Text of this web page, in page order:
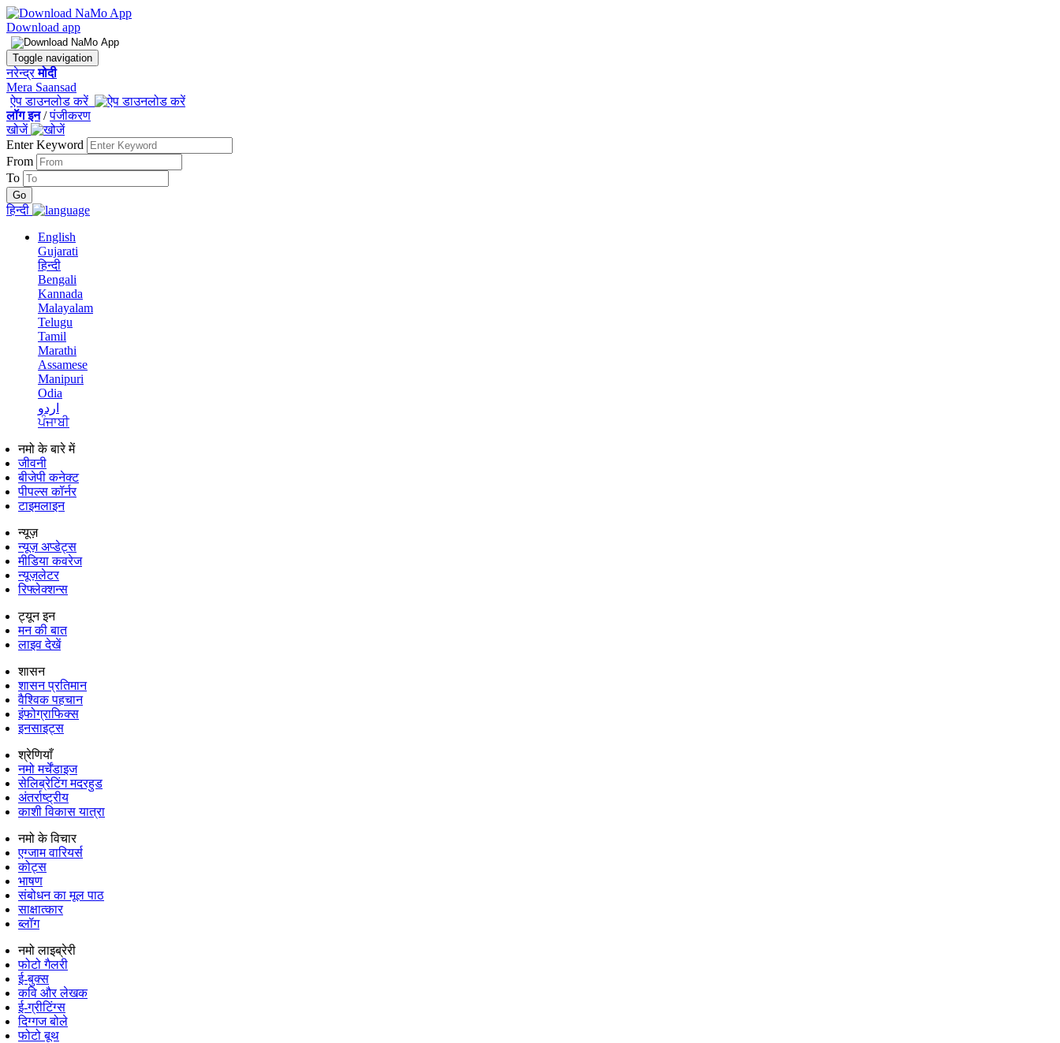
Download app
Toggle navigation
नरेन्द्रमोदी
Mera Saansad
ऐप डाउनलोड करें
लॉग इन/पंजीकरण
खोजें
Enter Keyword
From
To
हिन्दी
English
Gujarati
हिन्दी
Bengali
Kannada
Malayalam
Telugu
Tamil
Marathi
Assamese
Manipuri
Odia
اردو
ਪੰਜਾਬੀ
नमो के बारे में
जीवनी
बीजेपी कनेक्ट
पीपल्स कॉर्नर
टाइमलाइन
न्यूज़
न्यूज़ अप्डेट्स
मीडिया कवरेज
न्यूज़लेटर
रिफ्लेक्शन्स
ट्यून इन
मन की बात
लाइव देखें
शासन
शासन प्रतिमान
वैश्विक पहचान
इंफोग्राफिक्स
इनसाइट्स
श्रेणियाँ
नमो मर्चेंडाइज
सेलिब्रेटिंग मदरहुड
अंतर्राष्‍ट्रीय
काशी विकास यात्रा
नमो के विचार
एग्जाम वारियर्स
कोट्स
भाषण
संबोधन का मूल पाठ
साक्षात्कार
ब्लॉग
नमो लाइब्रेरी
फोटो गैलरी
ई-बुक्स
कवि और लेखक
ई-ग्रीटिंग्स
दिग्गज बोले
फोटो बूथ